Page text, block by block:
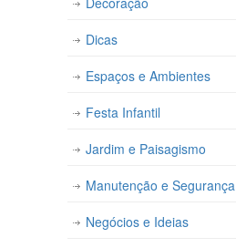
Dicas
Espaços e Ambientes
Festa Infantil
Jardim e Paisagismo
Manutenção e Segurança
Negócios e Ideias